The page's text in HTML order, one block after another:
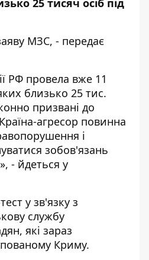
25 тисяч осіб під
МЗС, - передає
РФ провела вже 11
близько 25 тис.
призвані до
агресор повинна
і
зобов'язань
- йдеться у
у зв'язку з
службу
які зараз
Криму.